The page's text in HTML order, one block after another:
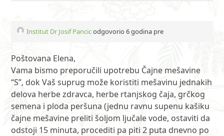
Institut Dr Josif Pancicodgovorio 6 godina pre
Poštovana Elena,
Vama bismo preporučili upotrebu Čajne mešavine
“S”, dok Vaš suprug može koristiti mešavinu jednakih
delova herbe zdravca, herbe rtanjskog čaja, grčkog
semena i ploda peršuna (jednu ravnu supenu kašiku
čajne mešavine preliti šoljom ljučale vode, ostaviti da
odstoji 15 minuta, procediti pa piti 2 puta dnevno po